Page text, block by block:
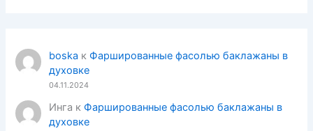
boska к Фаршированные фасолью баклажаны в
духовке
04.11.2024
Инга к Фаршированные фасолью баклажаны в
духовке